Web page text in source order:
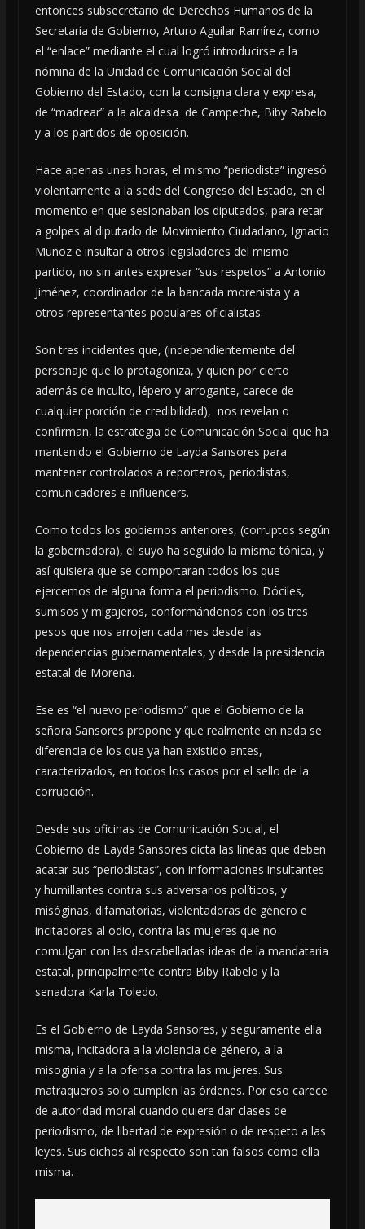
entonces subsecretario de Derechos Humanos de la
Secretaría de Gobierno, Arturo Aguilar Ramírez, como
el “enlace” mediante el cual logró introducirse a la
nómina de la Unidad de Comunicación Social del
Gobierno del Estado, con la consigna clara y expresa,
de “madrear” a la alcaldesa de Campeche, Biby Rabelo
y a los partidos de oposición.
Hace apenas unas horas, el mismo “periodista” ingresó
violentamente a la sede del Congreso del Estado, en el
momento en que sesionaban los diputados, para retar
a golpes al diputado de Movimiento Ciudadano, Ignacio
Muñoz e insultar a otros legisladores del mismo
partido, no sin antes expresar “sus respetos” a Antonio
Jiménez, coordinador de la bancada morenista y a
otros representantes populares oficialistas.
Son tres incidentes que, (independientemente del
personaje que lo protagoniza, y quien por cierto
además de inculto, lépero y arrogante, carece de
cualquier porción de credibilidad), nos revelan o
confirman, la estrategia de Comunicación Social que ha
mantenido el Gobierno de Layda Sansores para
mantener controlados a reporteros, periodistas,
comunicadores e influencers.
Como todos los gobiernos anteriores, (corruptos según
la gobernadora), el suyo ha seguido la misma tónica, y
así quisiera que se comportaran todos los que
ejercemos de alguna forma el periodismo. Dóciles,
sumisos y migajeros, conformándonos con los tres
pesos que nos arrojen cada mes desde las
dependencias gubernamentales, y desde la presidencia
estatal de Morena.
Ese es “el nuevo periodismo” que el Gobierno de la
señora Sansores propone y que realmente en nada se
diferencia de los que ya han existido antes,
caracterizados, en todos los casos por el sello de la
corrupción.
Desde sus oficinas de Comunicación Social, el
Gobierno de Layda Sansores dicta las líneas que deben
acatar sus “periodistas”, con informaciones insultantes
y humillantes contra sus adversarios políticos, y
misóginas, difamatorias, violentadoras de género e
incitadoras al odio, contra las mujeres que no
comulgan con las descabelladas ideas de la mandataria
estatal, principalmente contra Biby Rabelo y la
senadora Karla Toledo.
Es el Gobierno de Layda Sansores, y seguramente ella
misma, incitadora a la violencia de género, a la
misoginia y a la ofensa contra las mujeres. Sus
matraqueros solo cumplen las órdenes. Por eso carece
de autoridad moral cuando quiere dar clases de
periodismo, de libertad de expresión o de respeto a las
leyes. Sus dichos al respecto son tan falsos como ella
misma.